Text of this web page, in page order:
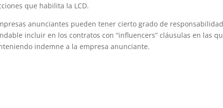
que habilita la LCD.
anunciantes pueden tener cierto grado de responsabilidad
incluir en los contratos con “influencers” cláusulas en las
indemne a la empresa anunciante.